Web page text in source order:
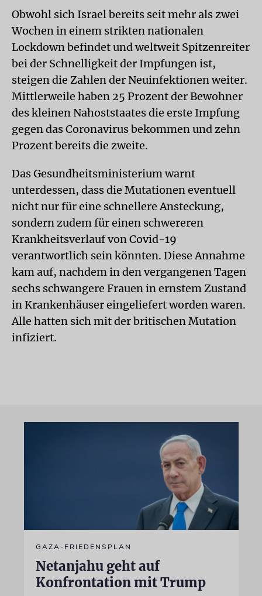
Obwohl sich Israel bereits seit mehr als zwei
Wochen in einem strikten nationalen
Lockdown befindet und weltweit Spitzenreiter
bei der Schnelligkeit der Impfungen ist,
steigen die Zahlen der Neuinfektionen weiter.
Mittlerweile haben 25 Prozent der Bewohner
des kleinen Nahoststaates die erste Impfung
gegen das Coronavirus bekommen und zehn
Prozent bereits die zweite.
Das Gesundheitsministerium warnt
unterdessen, dass die Mutationen eventuell
nicht nur für eine schnellere Ansteckung,
sondern zudem für einen schwereren
Krankheitsverlauf von Covid-19
verantwortlich sein könnten. Diese Annahme
kam auf, nachdem in den vergangenen Tagen
sechs schwangere Frauen in ernstem Zustand
in Krankenhäuser eingeliefert worden waren.
Alle hatten sich mit der britischen Mutation
infiziert.
GAZA-FRIEDENSPLAN
Netanjahu geht auf
Konfrontation mit Trump